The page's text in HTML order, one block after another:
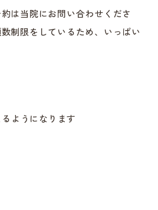
は当院にお問い合わせくださ
制限をしているため、いっぱい
ようになります